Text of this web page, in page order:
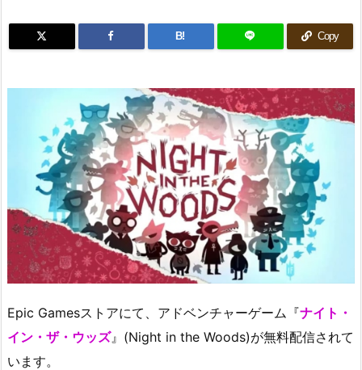
B! Copy
Epic Gamesストアにて、アドベンチャーゲーム『ナイト・
イン・ザ・ウッズ』(Night in the Woods)が無料配信されて
います。